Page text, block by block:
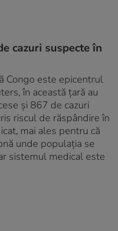
cazuri suspecte în
Congo este epicentrul
în această țară au
și 867 de cazuri
riscul de răspândire în
mai ales pentru că
unde populația se
sistemul medical este